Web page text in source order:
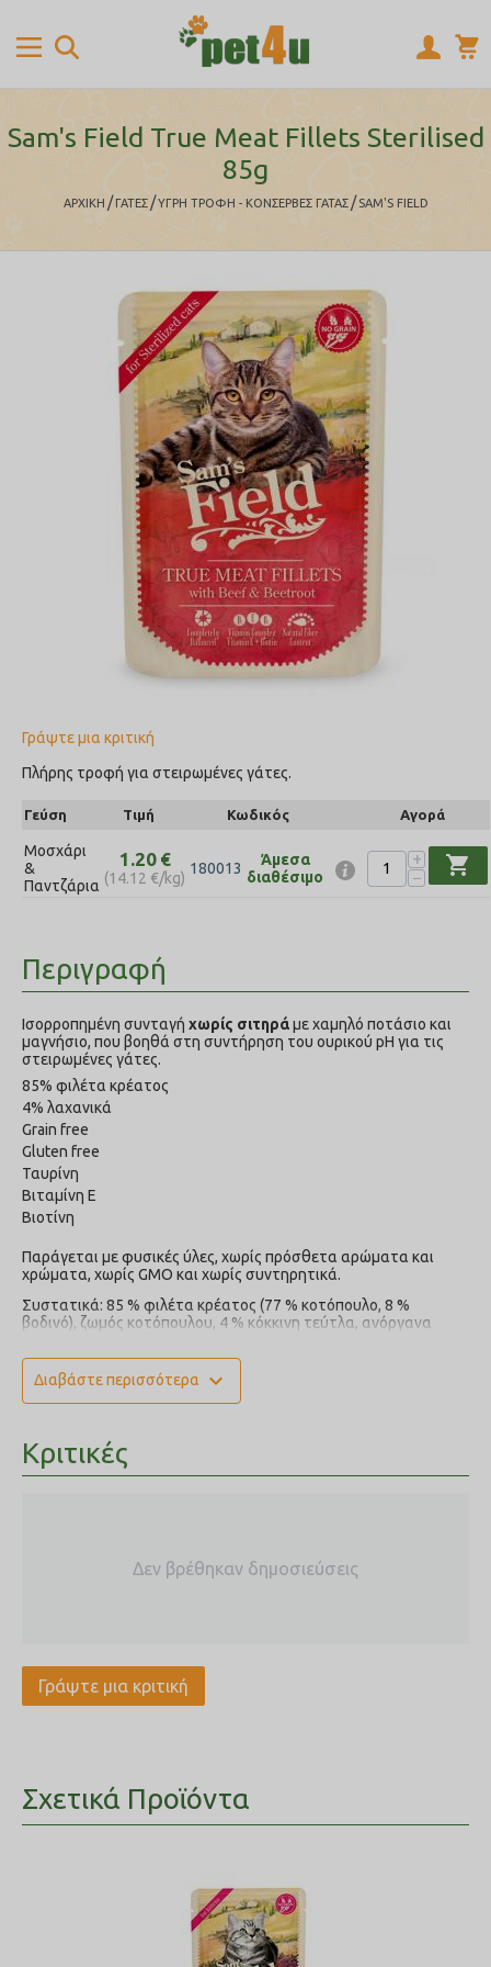
Sam's Field True Meat Fillets Sterilised
85g
ΑΡΧΙΚΉ / ΓΑΤΕΣ / ΥΓΡΗ ΤΡΟΦΗ - ΚΟΝΣΕΡΒΕΣ ΓΑΤΑΣ / SAM'S FIELD
Γράψτε μια κριτική
Πλήρης τροφή για στειρωμένες γάτες.
Γεύση Τιμή Κωδικός Αγορά
Μοσχάρι
&
Παντζάρια
1.20 €
(14.12 €/kg)
180013
Άμεσα
διαθέσιμο
+
−
shopping_cart
Περιγραφή
Ισορροπημένη συνταγή χωρίς σιτηράμε χαμηλό ποτάσιο και
μαγνήσιο, που βοηθά στη συντήρηση του ουρικού pH για τις
στειρωμένες γάτες.
85% φιλέτα κρέατος
4% λαχανικά
Grain free
Gluten free
Ταυρίνη
Βιταμίνη Ε
Βιοτίνη
Παράγεται με φυσικές ύλες, χωρίς πρόσθετα αρώματα και
χρώματα, χωρίς GMO και χωρίς συντηρητικά.
Συστατικά: 85 % φιλέτα κρέατος (77 % κοτόπουλο, 8 %
βοδινό), ζωμός κοτόπουλου, 4 % κόκκινη τεύτλα, ανόργανα
Αναλυτικά συστατικά: ακατέργαστη πρωτεΐνη 9 %,
ακατέργαστο λίπος 4 %, ακατέργαστη τέφρα 2,0 %, υγρασία
82 %, ακατέργαστη ίνα 1 %, ασβέστιο 0,2 %, φώσφορο 0,2 %,
βιταμίνη E (3a700) 150 mg, ταυρίνη (3a370) 500 mg, βιοτίνη
(3a880) 0,3 mg, ψευδάργυρο (3b606) 15 mg, σίδηρο (E1) 12 mg,
μαγγάνιο (E5) 2,5 mg, ιωδιούχο κάλιο (3b201) 0,8 mg, χαλκός
Διαβάστε περισσότερα expand_more
Κριτικές
Δεν βρέθηκαν δημοσιεύσεις
Γράψτε μια κριτική
Σχετικά Προϊόντα